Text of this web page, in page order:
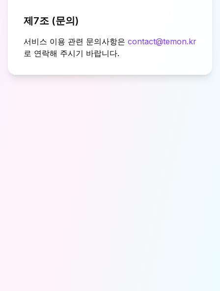
제7조 (문의)
서비스 이용 관련 문의사항은 contact@temon.kr
로 연락해 주시기 바랍니다.